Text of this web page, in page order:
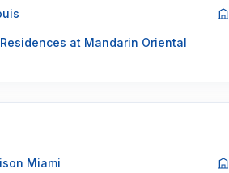
at Mandarin Oriental
Miami